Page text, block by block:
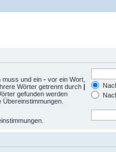
muss und ein - vor ein Wort,
Wörter getrennt durch |
gefunden werden